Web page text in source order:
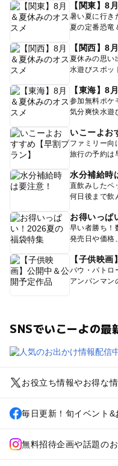
【関東】8
暑い夏に行き
夏の定番恐竜
【関西】8
夏休みの思い
水遊びスポッ
【東海】8
参加無料ポケ
気分爽快水遊
いこーよお
ファミリー向
旅行の予約は
水分補給時
直飲みしたペ
何日後まで飲
お得いっぱ
早い者勝ち！
発売日や価格
【子供映
パウ・パトロ
アンパンマン
SNSでいこーよの最
お役立ち情報やお得な
毎日更新！旬イベント&
無料招待企画や話題の